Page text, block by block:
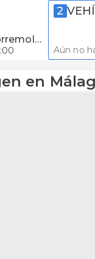
Málaga - Torremolinos
2
Aún no
en